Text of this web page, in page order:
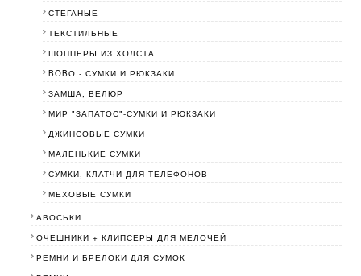
СТЕГАНЫЕ
ТЕКСТИЛЬНЫЕ
ШОППЕРЫ ИЗ ХОЛСТА
BOBО - СУМКИ И РЮКЗАКИ
ЗАМША, ВЕЛЮР
МИР "ЗАПАТОС"-СУМКИ И РЮКЗАКИ
ДЖИНСОВЫЕ СУМКИ
МАЛЕНЬКИЕ СУМКИ
СУМКИ, КЛАТЧИ ДЛЯ ТЕЛЕФОНОВ
МЕХОВЫЕ СУМКИ
АВОСЬКИ
ОЧЕШНИКИ + КЛИПСЕРЫ ДЛЯ МЕЛОЧЕЙ
РЕМНИ И БРЕЛОКИ ДЛЯ СУМОК